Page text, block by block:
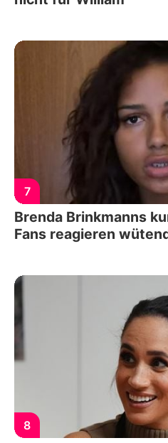
7
Brenda Brinkmanns
Fans reagieren
8